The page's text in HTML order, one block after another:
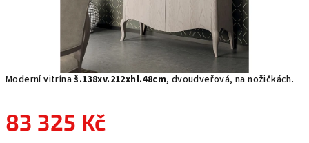
Moderní vitrínaš.138xv.212xhl.48cm, dvoudveřová, na nožičkách.
83 325 Kč